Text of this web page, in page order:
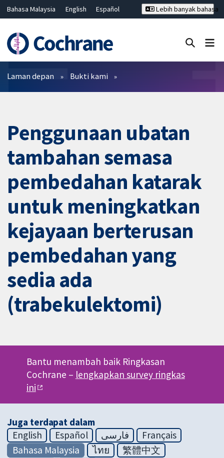
Bahasa Malaysia English
Español
Hrvatski
Deutsch ไทย
繁體中文
简体中文
Lebih banyak bahasa
Penapis
Laman depan Bukti kami
Penggunaan ubatan
tambahan semasa
pembedahan katarak
untuk meningkatkan
kejayaan berterusan
pembedahan yang
sedia ada
(trabekulektomi)
Bantu menambah baik Ringkasan
Cochrane – lengkapkan survey ringkas
ini
Juga terdapat dalam
English
Español فارسی
Français
Bahasa Malaysia
ไทย
繁體中文